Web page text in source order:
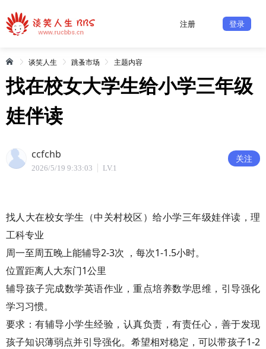
注册 登录
谈笑人生 跳蚤市场 主题内容
找在校女大学生给小学三年级
娃伴读
ccfchb
2026/5/19 9:33:03 LV.1
关注
找人大在校女学生（中关村校区）给小学三年级娃伴读，理
工科专业
周一至周五晚上能辅导2-3次 ，每次1-1.5小时。
位置距离人大东门1公里
辅导孩子完成数学英语作业，重点培养数学思维，引导强化
学习习惯。
要求：有辅导小学生经验，认真负责，有责任心，善于发现
孩子知识薄弱点并引导强化。希望相对稳定，可以带孩子1-2